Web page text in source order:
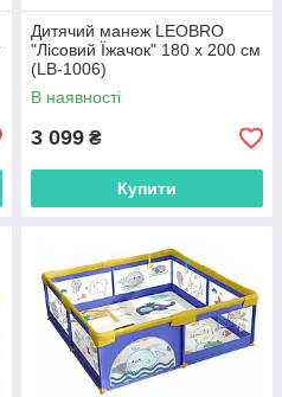
Дитячий манеж LEOBRO
"Лісовий Їжачок" 180 x 200 см
(LB-1006)
В наявності
3 099 ₴
Купити